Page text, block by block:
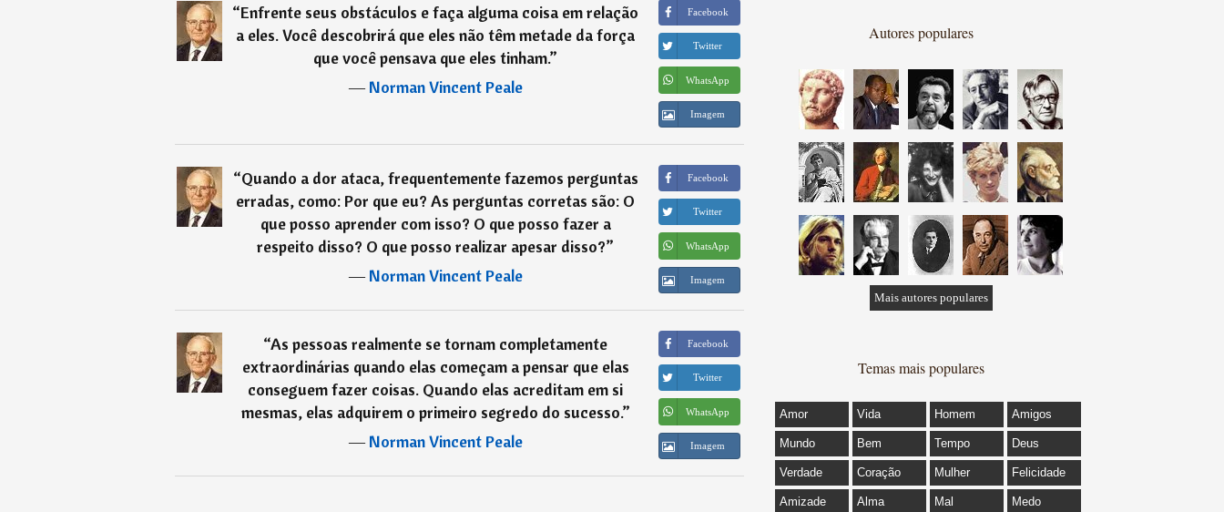
“Enfrente seus obstáculos e faça alguma coisa em relação
a eles. Você descobrirá que eles não têm metade da força
que você pensava que eles tinham.”
―Norman Vincent Peale
Facebook
Twitter
WhatsApp
Imagem
“Quando a dor ataca, frequentemente fazemos perguntas
erradas, como: Por que eu? As perguntas corretas são: O
que posso aprender com isso? O que posso fazer a
respeito disso? O que posso realizar apesar disso?”
―Norman Vincent Peale
Facebook
Twitter
WhatsApp
Imagem
“As pessoas realmente se tornam completamente
extraordinárias quando elas começam a pensar que elas
conseguem fazer coisas. Quando elas acreditam em si
mesmas, elas adquirem o primeiro segredo do sucesso.”
―Norman Vincent Peale
Facebook
Twitter
WhatsApp
Imagem
Autores populares
Mais autores populares
Temas mais populares
Amor Vida Homem Amigos
Mundo Bem Tempo Deus
Verdade Coração Mulher Felicidade
Amizade Alma Mal Medo